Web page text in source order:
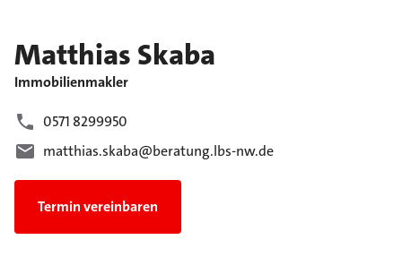
Matthias Skaba
Immobilienmakler
0571 8299950
matthias.skaba@beratung.lbs-nw.de
Termin vereinbaren